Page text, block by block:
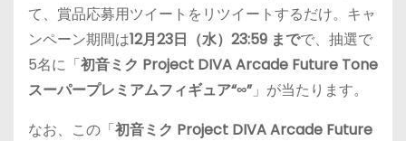
て、賞品応募用ツイートをリツイートするだけ。キャ
ンペーン期間は12月23日（水）23:59 までで、抽選で
5名に「初音ミク Project DIVA Arcade Future Tone
スーパープレミアムフィギュア“∞”」が当たります。
なお、この「初音ミク Project DIVA Arcade Future